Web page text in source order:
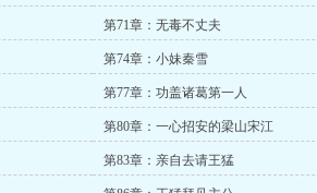
第71章：无毒不丈夫
第74章：小妹秦雪
第77章：功盖诸葛第一人
第80章：一心招安的梁山宋江
第83章：亲自去请王猛